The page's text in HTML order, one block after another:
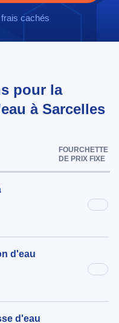
cachés
pour la
à Sarcelles
FOURCHETTE
DE PRIX FIXE
d'eau
d'eau